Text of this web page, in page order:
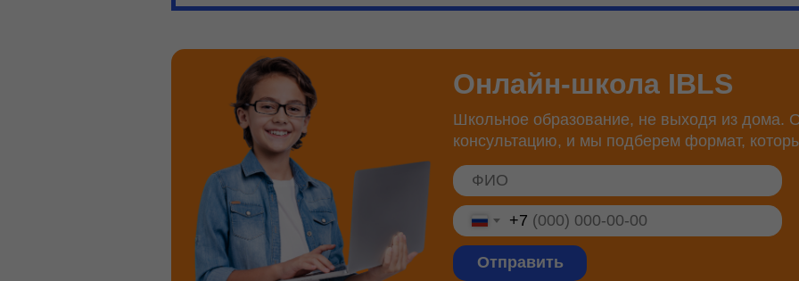
Онлайн-школа IBLS
Школьное образование, не выходя из дома.
консультацию, и мы подберем формат,
+7
Отправить